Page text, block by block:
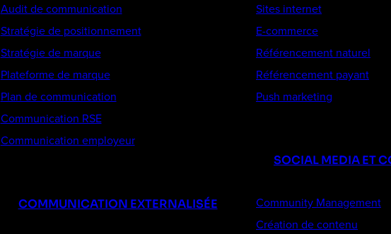
Audit de communication
Stratégie de positionnement
Stratégie de marque
Plateforme de marque
Plan de communication
Communication RSE
Communication employeur
COMMUNICATION EXTERNALISÉE
Sites internet
E-commerce
Référencement naturel
Référencement payant
Push marketing
SOCIAL MEDIA ET
Community Management
Création de contenu